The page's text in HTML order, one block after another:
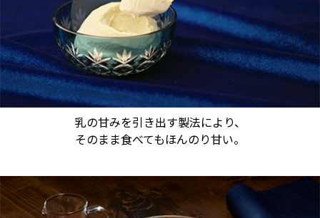
乳の甘みを引き出す製法により、
そのまま食べてもほんのり甘い。